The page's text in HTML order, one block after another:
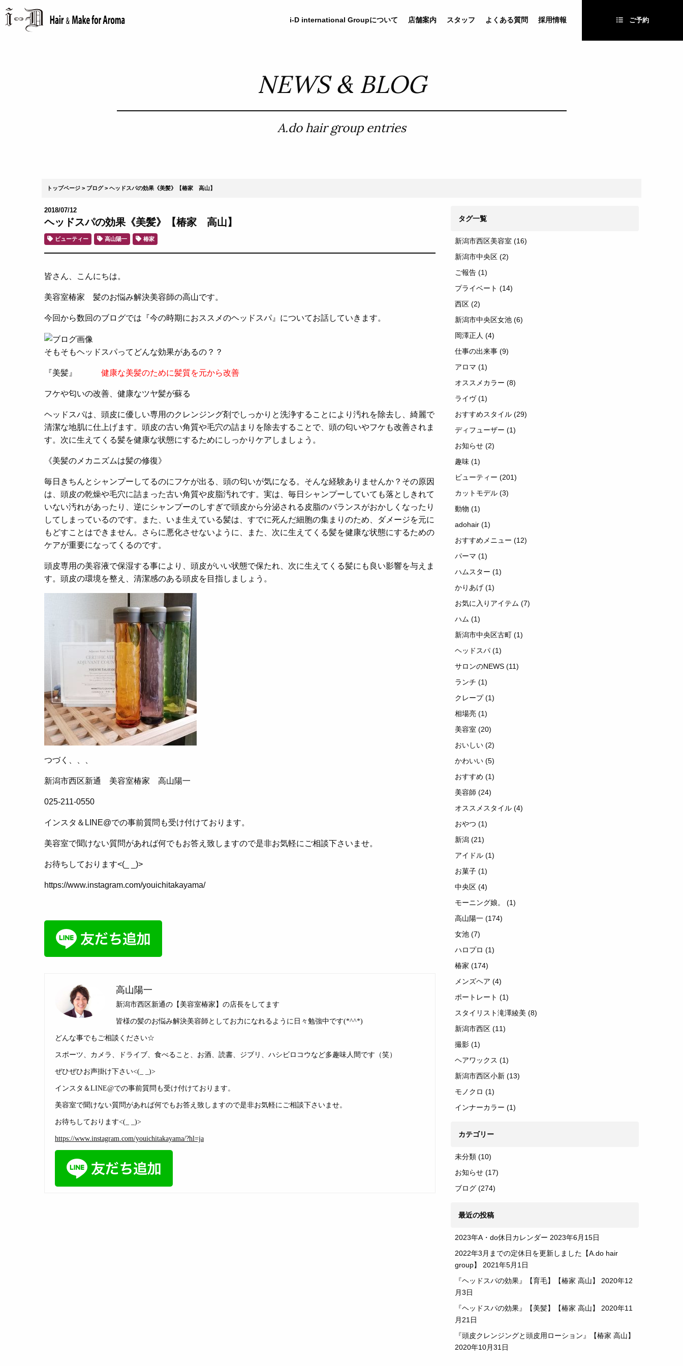
i-D international Groupについて 店舗案内 スタッフ よくある質問 採用情報 ご予約
NEWS & BLOG
A.do hair group entries
トップページ ブログ ヘッドスパの効果《美髪》【椿家 高山】
2018/07/12
ヘッドスパの効果《美髪》【椿家 高山】
ビューティー 高山陽一 椿家
皆さん、こんにちは。
美容室椿家 髪のお悩み解決美容師の高山です。
今回から数回のブログでは『今の時期におススメのヘッドスパ』についてお話していきます。
そもそもヘッドスパってどんな効果があるの？？
『美髪』 健康な美髪のために髪質を元から改善
フケや匂いの改善、健康なツヤ髪が蘇る
ヘッドスパは、頭皮に優しい専用のクレンジング剤でしっかりと洗浄することにより汚れを除去し、綺麗で
清潔な地肌に仕上げます。頭皮の古い角質や毛穴の詰まりを除去することで、頭の匂いやフケも改善されま
す。次に生えてくる髪を健康な状態にするためにしっかりケアしましょう。
《美髪のメカニズムは髪の修復》
毎日きちんとシャンプーしてるのにフケが出る、頭の匂いが気になる。そんな経験ありませんか？その原因
は、頭皮の乾燥や毛穴に詰まった古い角質や皮脂汚れです。実は、毎日シャンプーしていても落としきれて
いない汚れがあったり、逆にシャンプーのしすぎで頭皮から分泌される皮脂のバランスがおかしくなったり
してしまっているのです。また、いま生えている髪は、すでに死んだ細胞の集まりのため、ダメージを元に
もどすことはできません。さらに悪化させないように、また、次に生えてくる髪を健康な状態にするための
ケアが重要になってくるのです。
頭皮専用の美容液で保湿する事により、頭皮がいい状態で保たれ、次に生えてくる髪にも良い影響を与えま
す。頭皮の環境を整え、清潔感のある頭皮を目指しましょう。
つづく、、、
新潟市西区新通 美容室椿家 高山陽一
025-211-0550
インスタ＆LINE@での事前質問も受け付けております。
美容室で聞けない質問があれば何でもお答え致しますので是非お気軽にご相談下さいませ。
お待ちしております<(_ _)>
https://www.instagram.com/youichitakayama/
高山陽一
新潟市西区新通の【美容室椿家】の店長をしてます
皆様の髪のお悩み解決美容師としてお力になれるように日々勉強中です(*^^*)
どんな事でもご相談ください☆
スポーツ、カメラ、ドライブ、食べること、お酒、読書、ジブリ、ハシビロコウなど多趣味人間です（笑）
ぜひぜひお声掛け下さい<(_ _)>
インスタ＆LINE@での事前質問も受け付けております。
美容室で聞けない質問があれば何でもお答え致しますので是非お気軽にご相談下さいませ。
お待ちしております<(_ _)>
https://www.instagram.com/youichitakayama/?hl=ja
タグ一覧
新潟市西区美容室 (16)
新潟市中央区 (2)
ご報告 (1)
プライベート (14)
西区 (2)
新潟市中央区女池 (6)
岡澤正人 (4)
仕事の出来事 (9)
アロマ (1)
オススメカラー (8)
ライヴ(1)
おすすめスタイル (29)
ディフューザー (1)
お知らせ (2)
趣味 (1)
ビューティー (201)
カットモデル (3)
動物 (1)
adohair (1)
おすすめメニュー (12)
パーマ (1)
ハムスター (1)
かりあげ (1)
お気に入りアイテム (7)
ハム (1)
新潟市中央区古町 (1)
ヘッドスパ (1)
サロンのNEWS (11)
ランチ (1)
クレープ(1)
相場亮 (1)
美容室 (20)
おいしい (2)
かわいい (5)
おすすめ (1)
美容師 (24)
オススメスタイル (4)
おやつ (1)
新潟 (21)
アイドル (1)
お菓子 (1)
中央区 (4)
モーニング娘。 (1)
高山陽一 (174)
女池 (7)
ハロプロ (1)
椿家 (174)
メンズヘア (4)
ポートレート (1)
スタイリスト滝澤綾美 (8)
新潟市西区 (11)
撮影 (1)
ヘアワックス (1)
新潟市西区小新 (13)
モノクロ (1)
インナーカラー (1)
カテゴリー
未分類 (10)
お知らせ (17)
ブログ (274)
最近の投稿
2023年A・do休日カレンダー 2023年6月15日
2022年3月までの定休日を更新しました【A.do hair
group】
2021年5月1日
『ヘッドスパの効果』【育毛】【椿家 高山】
2020年12
月3日
『ヘッドスパの効果』【美髪】【椿家 高山】
2020年11
月21日
『頭皮クレンジングと頭皮用ローション』【椿家 高山】
2020年10月31日